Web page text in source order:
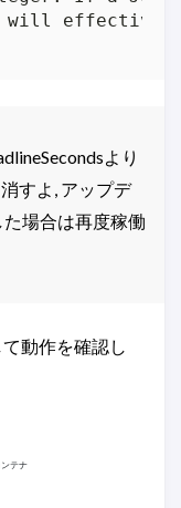
より
すよ, アップデ
場合は再度稼働
動作を確認し
テナ